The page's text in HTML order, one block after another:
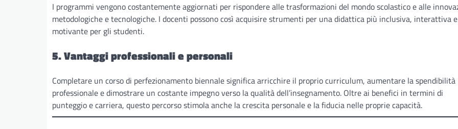
I programmi vengono costantemente aggiornati per rispondere alle trasformazioni del mondo scolastico e alle
metodologiche e tecnologiche. I docenti possono così acquisire strumenti per una didattica più inclusiva, interattiva e
motivante per gli studenti.
5. Vantaggi professionali e personali
Completare un corso di perfezionamento biennale significa arricchire il proprio curriculum, aumentare la spendibilità
professionale e dimostrare un costante impegno verso la qualità dell’insegnamento. Oltre ai benefici in termini di
punteggio e carriera, questo percorso stimola anche la crescita personale e la fiducia nelle proprie capacità.